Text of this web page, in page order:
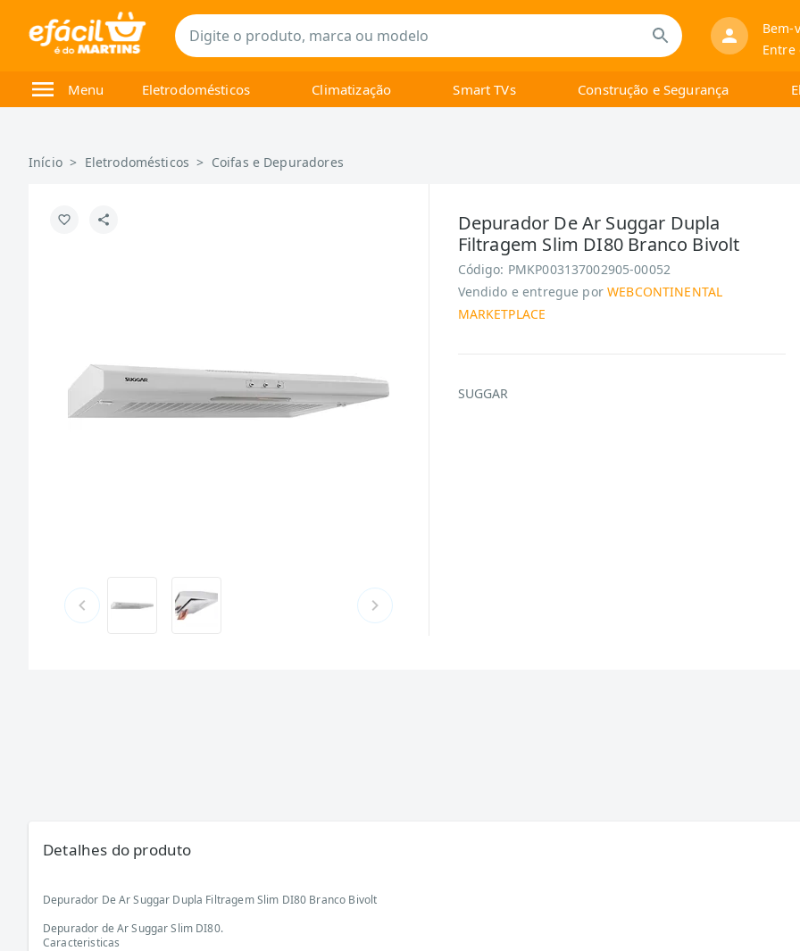
Bem-
Entre
Menu Eletrodomésticos Climatização Smart TVs Construção e Segurança
Início > Eletrodomésticos > Coifas e Depuradores
Depurador De Ar Suggar Dupla
Filtragem Slim DI80 Branco Bivolt
Código: PMKP003137002905-00052
Vendido e entregue por WEBCONTINENTAL
MARKETPLACE
SUGGAR
Detalhes do produto
Depurador De Ar Suggar Dupla Filtragem Slim DI80 Branco Bivolt
Depurador de Ar Suggar Slim DI80.
Caracteristicas